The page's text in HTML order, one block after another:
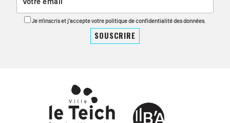
Je m'inscris et j'accepte votre politique de confidentialité des données.